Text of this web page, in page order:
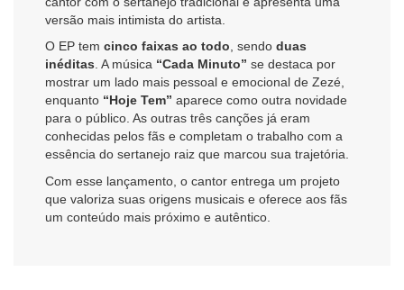
versão mais intimista do artista.
O EP tem cinco faixas ao todo , sendo duas
inéditas . A música “Cada Minuto” se destaca por
mostrar um lado mais pessoal e emocional de Zezé,
enquanto “Hoje Tem” aparece como outra novidade
para o público. As outras três canções já eram
conhecidas pelos fãs e completam o trabalho com a
essência do sertanejo raiz que marcou sua trajetória.
Com esse lançamento, o cantor entrega um projeto
que valoriza suas origens musicais e oferece aos fãs
um conteúdo mais próximo e autêntico.